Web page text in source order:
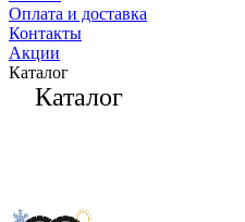
Оплата и доставка
Контакты
Акции
Каталог
Каталог